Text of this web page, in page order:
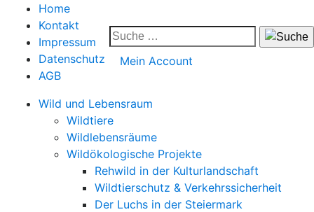
Home
Kontakt
Impressum
Datenschutz
AGB
Mein Account
Wild und Lebensraum
Wildtiere
Wildlebensräume
Wildökologische Projekte
Rehwild in der Kulturlandschaft
Wildtierschutz & Verkehrssicherheit
Der Luchs in der Steiermark